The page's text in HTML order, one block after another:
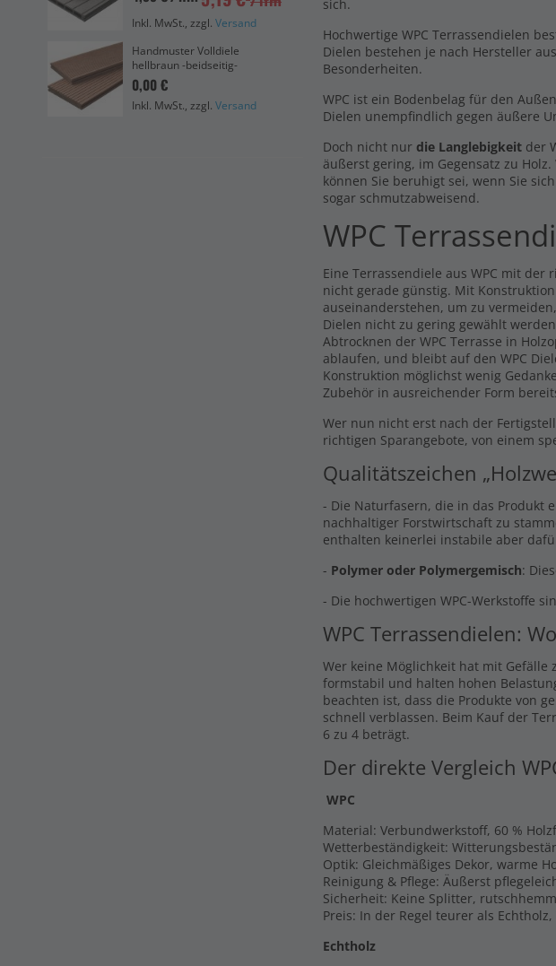
sich.
Hochwertige WPC Terrassendielen
Dielen bestehen je nach Hersteller
Besonderheiten.
WPC ist ein Bodenbelag für den
Dielen unempfindlich gegen äußere
Doch nicht nur die Langlebigkeitder
äußerst gering, im Gegensatz zu
können Sie beruhigt sei, wenn Sie
sogar schmutzabweisend.
WPC
Eine Terrassendiele aus WPC mit
nicht gerade günstig. Mit
auseinanderstehen, um zu
Dielen nicht zu gering gewählt
Abtrocknen der WPC Terrasse in
ablaufen, und bleibt auf den WPC
Konstruktion möglichst wenig
Zubehör in ausreichender Form
Wer nun nicht erst nach der
richtigen Sparangebote, von einem
Qualitätszeichen
- Die Naturfasern, die in das Produkt
nachhaltiger Forstwirtschaft zu
enthalten keinerlei instabile aber
- Polymer oder Polymergemisch:
- Die hochwertigen WPC-Werkstoffe
WPC Terrassendielen:
Wer keine Möglichkeit hat mit Gefälle
formstabil und halten hohen
beachten ist, dass die Produkte von
schnell verblassen. Beim Kauf der
6 zu 4 beträgt.
Der direkte Vergleich
WPC
Material: Verbundwerkstoff, 60 %
Wetterbeständigkeit:
Optik: Gleichmäßiges Dekor, warme
Reinigung & Pflege: Äußerst
Sicherheit: Keine Splitter,
Preis: In der Regel teurer als
Echtholz
Inkl. MwSt., zzgl. Versand
Handmuster Volldiele
hellbraun -beidseitig-
0,00 €
Inkl. MwSt., zzgl. Versand
Abschlussprofil Gerade
8,68 €
Inkl. MwSt., zzgl. Versand